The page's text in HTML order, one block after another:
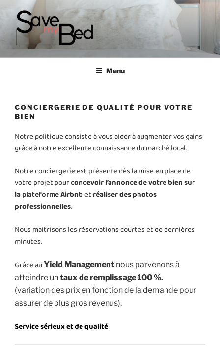
SAVE MY BED CONCIERGERIE
Menu
CONCIERGERIE DE QUALITÉ POUR VOTRE
BIEN
Notre politique consiste à vous aider à augmenter vos gains
grâce à notre excellente connaissance du marché local.
Notre conciergerie est présente dès la mise en place de
votre projet pourconcevoir l’annonce de votre bien sur
laplateformeAirbnbetréaliser des photos
professionnelles.
Nous maitrisons les réservations courtes et de dernières
minutes.
Grâce auYield Management nous parvenons à
atteindre untaux de remplissage 100 %.
(variation des prix en fonction de la demande pour
assurer de plus gros revenus).
Service sérieux et de qualité